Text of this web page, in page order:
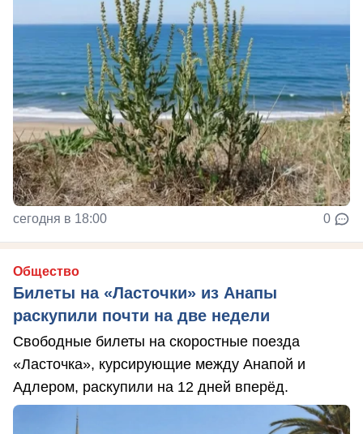
сегодня в 18:00 0
Общество
Билеты на «Ласточки» из Анапы
раскупили почти на две недели
Свободные билеты на скоростные поезда
«Ласточка», курсирующие между Анапой и
Адлером, раскупили на 12 дней вперёд.